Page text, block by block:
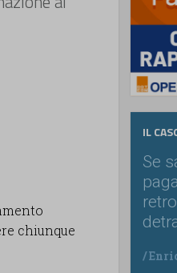
chiunque
IL
Se
/